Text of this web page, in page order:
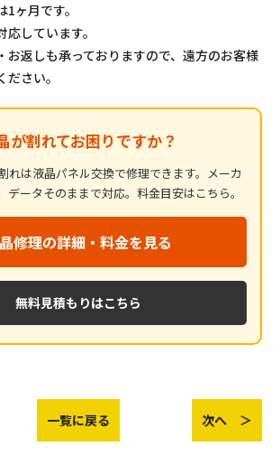
ヶ月です。
しています。
お返しも承っておりますので、遠方のお客様
さい。
が割れてお困りですか？
れは液晶パネル交換で修理できます。メーカ
データそのままで対応。料金目安はこちら。
修理の詳細・料金を見る
無料見積もりはこちら
一覧に戻る 次へ ＞